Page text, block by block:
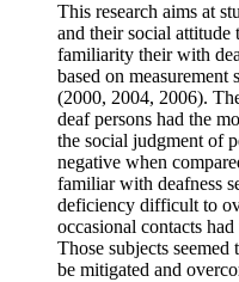
This research aims at
and their social attitude
familiarity their with
based on
(2000, 2004, 2006).
deaf persons had the
the social judgment of
negative when
familiar with deafness
deficiency difficult to
occasional contacts
Those subjects seemed
be mitigated and